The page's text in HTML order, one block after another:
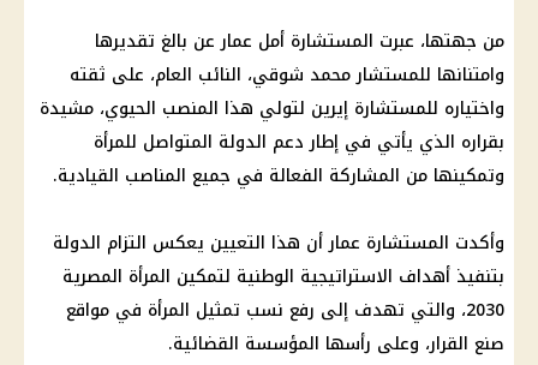
من جهتها، عبرت المستشارة أمل عمار عن بالغ تقديرها
وامتنانها للمستشار محمد شوقي، النائب العام، على ثقته
واختياره للمستشارة إيرين لتولي هذا المنصب الحيوي، مشيدة
بقراره الذي يأتي في إطار دعم الدولة المتواصل للمرأة
وتمكينها من المشاركة الفعالة في جميع المناصب القيادية.
وأكدت المستشارة عمار أن هذا التعيين يعكس التزام الدولة
بتنفيذ أهداف الاستراتيجية الوطنية لتمكين المرأة المصرية
2030، والتي تهدف إلى رفع نسب تمثيل المرأة في مواقع
صنع القرار، وعلى رأسها المؤسسة القضائية.